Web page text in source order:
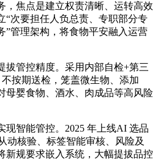
焦点是建立权责清晰、运转高效
“次要担任人负总责、专职部分专
”管理架构，将食物平安融入运营
管控精度。采用内部自检+第三
按期送检，笼盖微生物、添加
母婴食物、酒水、肉成品等高风险
智能管控。2025 年上线AI 选品
动核验、标签智能审核、风险及
新规要求嵌入系统，大幅提拔品控